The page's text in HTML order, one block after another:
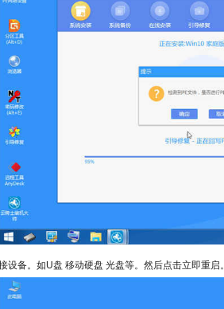
设备。如U盘 移动硬盘 光盘等。然后点击立即重启